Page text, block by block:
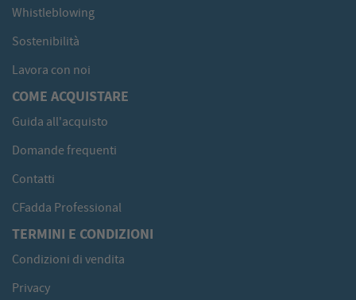
Whistleblowing
Sostenibilità
Lavora con noi
COME ACQUISTARE
Guida all'acquisto
Domande frequenti
Contatti
CFadda Professional
TERMINI E CONDIZIONI
Condizioni di vendita
Privacy